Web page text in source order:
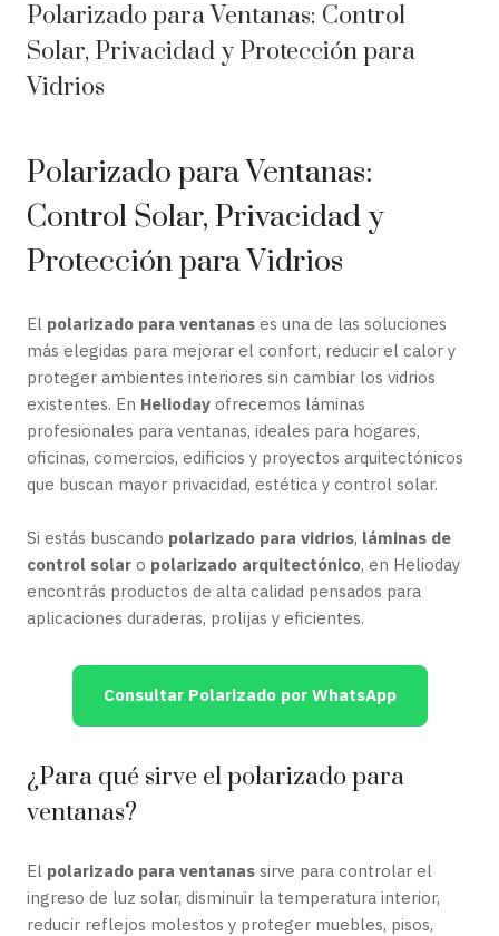
Polarizado para Ventanas: Control
Solar, Privacidad y Protección para
Vidrios
Polarizado para Ventanas:
Control Solar, Privacidad y
Protección para Vidrios
El polarizado para ventanas es una de las soluciones
más elegidas para mejorar el confort, reducir el calor y
proteger ambientes interiores sin cambiar los vidrios
existentes. En Helioday ofrecemos láminas
profesionales para ventanas, ideales para hogares,
oficinas, comercios, edificios y proyectos arquitectónicos
que buscan mayor privacidad, estética y control solar.
Si estás buscando polarizado para vidrios, láminas de
control solar o polarizado arquitectónico, en Helioday
encontrás productos de alta calidad pensados para
aplicaciones duraderas, prolijas y eficientes.
Consultar Polarizado por WhatsApp
¿Para qué sirve el polarizado para
ventanas?
El polarizado para ventanas sirve para controlar el
ingreso de luz solar, disminuir la temperatura interior,
reducir reflejos molestos y proteger muebles, pisos,